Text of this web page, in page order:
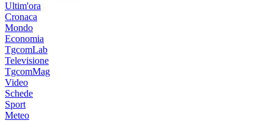
Ultim'ora
Cronaca
Mondo
Economia
TgcomLab
Televisione
TgcomMag
Video
Schede
Sport
Meteo